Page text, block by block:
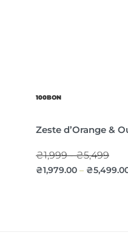
100BON
Zeste d’Orange &
₴1,999 - ₴5,499
₴1,979.00 – ₴